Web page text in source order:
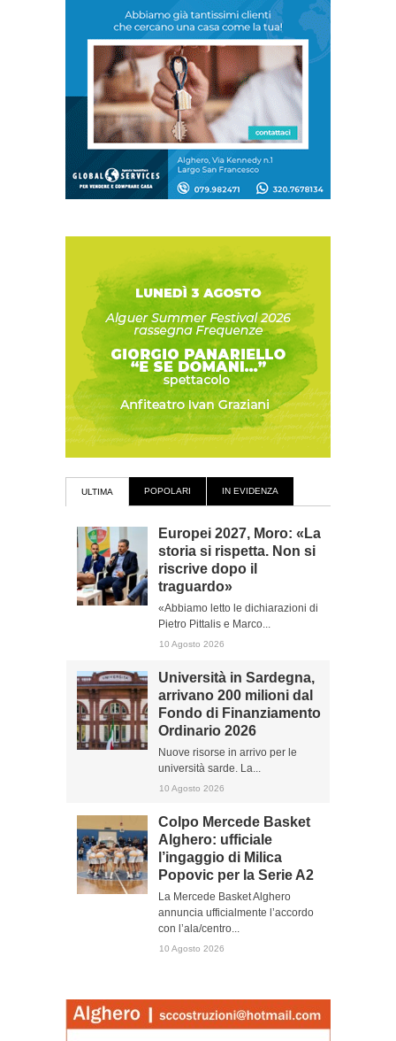
ULTIMA POPOLARI IN EVIDENZA
Europei 2027, Moro: «La
storia si rispetta. Non si
riscrive dopo il
traguardo»
«Abbiamo letto le dichiarazioni di
Pietro Pittalis e Marco...
10 Agosto 2026
Università in Sardegna,
arrivano 200 milioni dal
Fondo di Finanziamento
Ordinario 2026
Nuove risorse in arrivo per le
università sarde. La...
10 Agosto 2026
Colpo Mercede Basket
Alghero: ufficiale
l’ingaggio di Milica
Popovic per la Serie A2
La Mercede Basket Alghero
annuncia ufficialmente l’accordo
con l’ala/centro...
10 Agosto 2026